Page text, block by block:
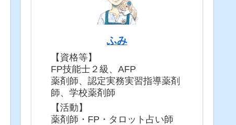
ふみ
【資格等】
FP技能士２級、AFP
薬剤師、認定実務実習指導薬剤
師、学校薬剤師
【活動】
薬剤師・FP・タロット占い師